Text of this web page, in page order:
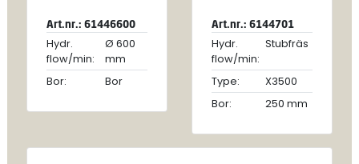
Art.nr.: 61446600
Hydr.
flow/min:
Ø 600
mm
Bor:
Bor
Art.nr.: 6144701
Hydr.
flow/min:
Stubfräs
Type:
X3500
Bor:
250 mm